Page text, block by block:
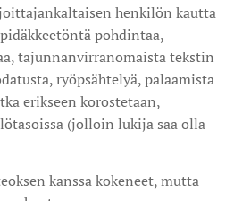
henkilön kautta
pohdintaa,
tajunnanvirranomaista tekstin
ryöpsähtelyä, palaamista
erikseen korostetaan,
(jolloin lukija saa olla
kanssa kokeneet, mutta